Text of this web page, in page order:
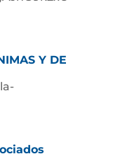
Y DE